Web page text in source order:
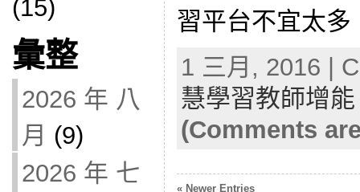
(15)
彙整
2026 年 八
月 (9)
2026 年 七
習平台不宜太
1 三月, 2016 |
慧學習教師增能
(Comments
« Newer Entries